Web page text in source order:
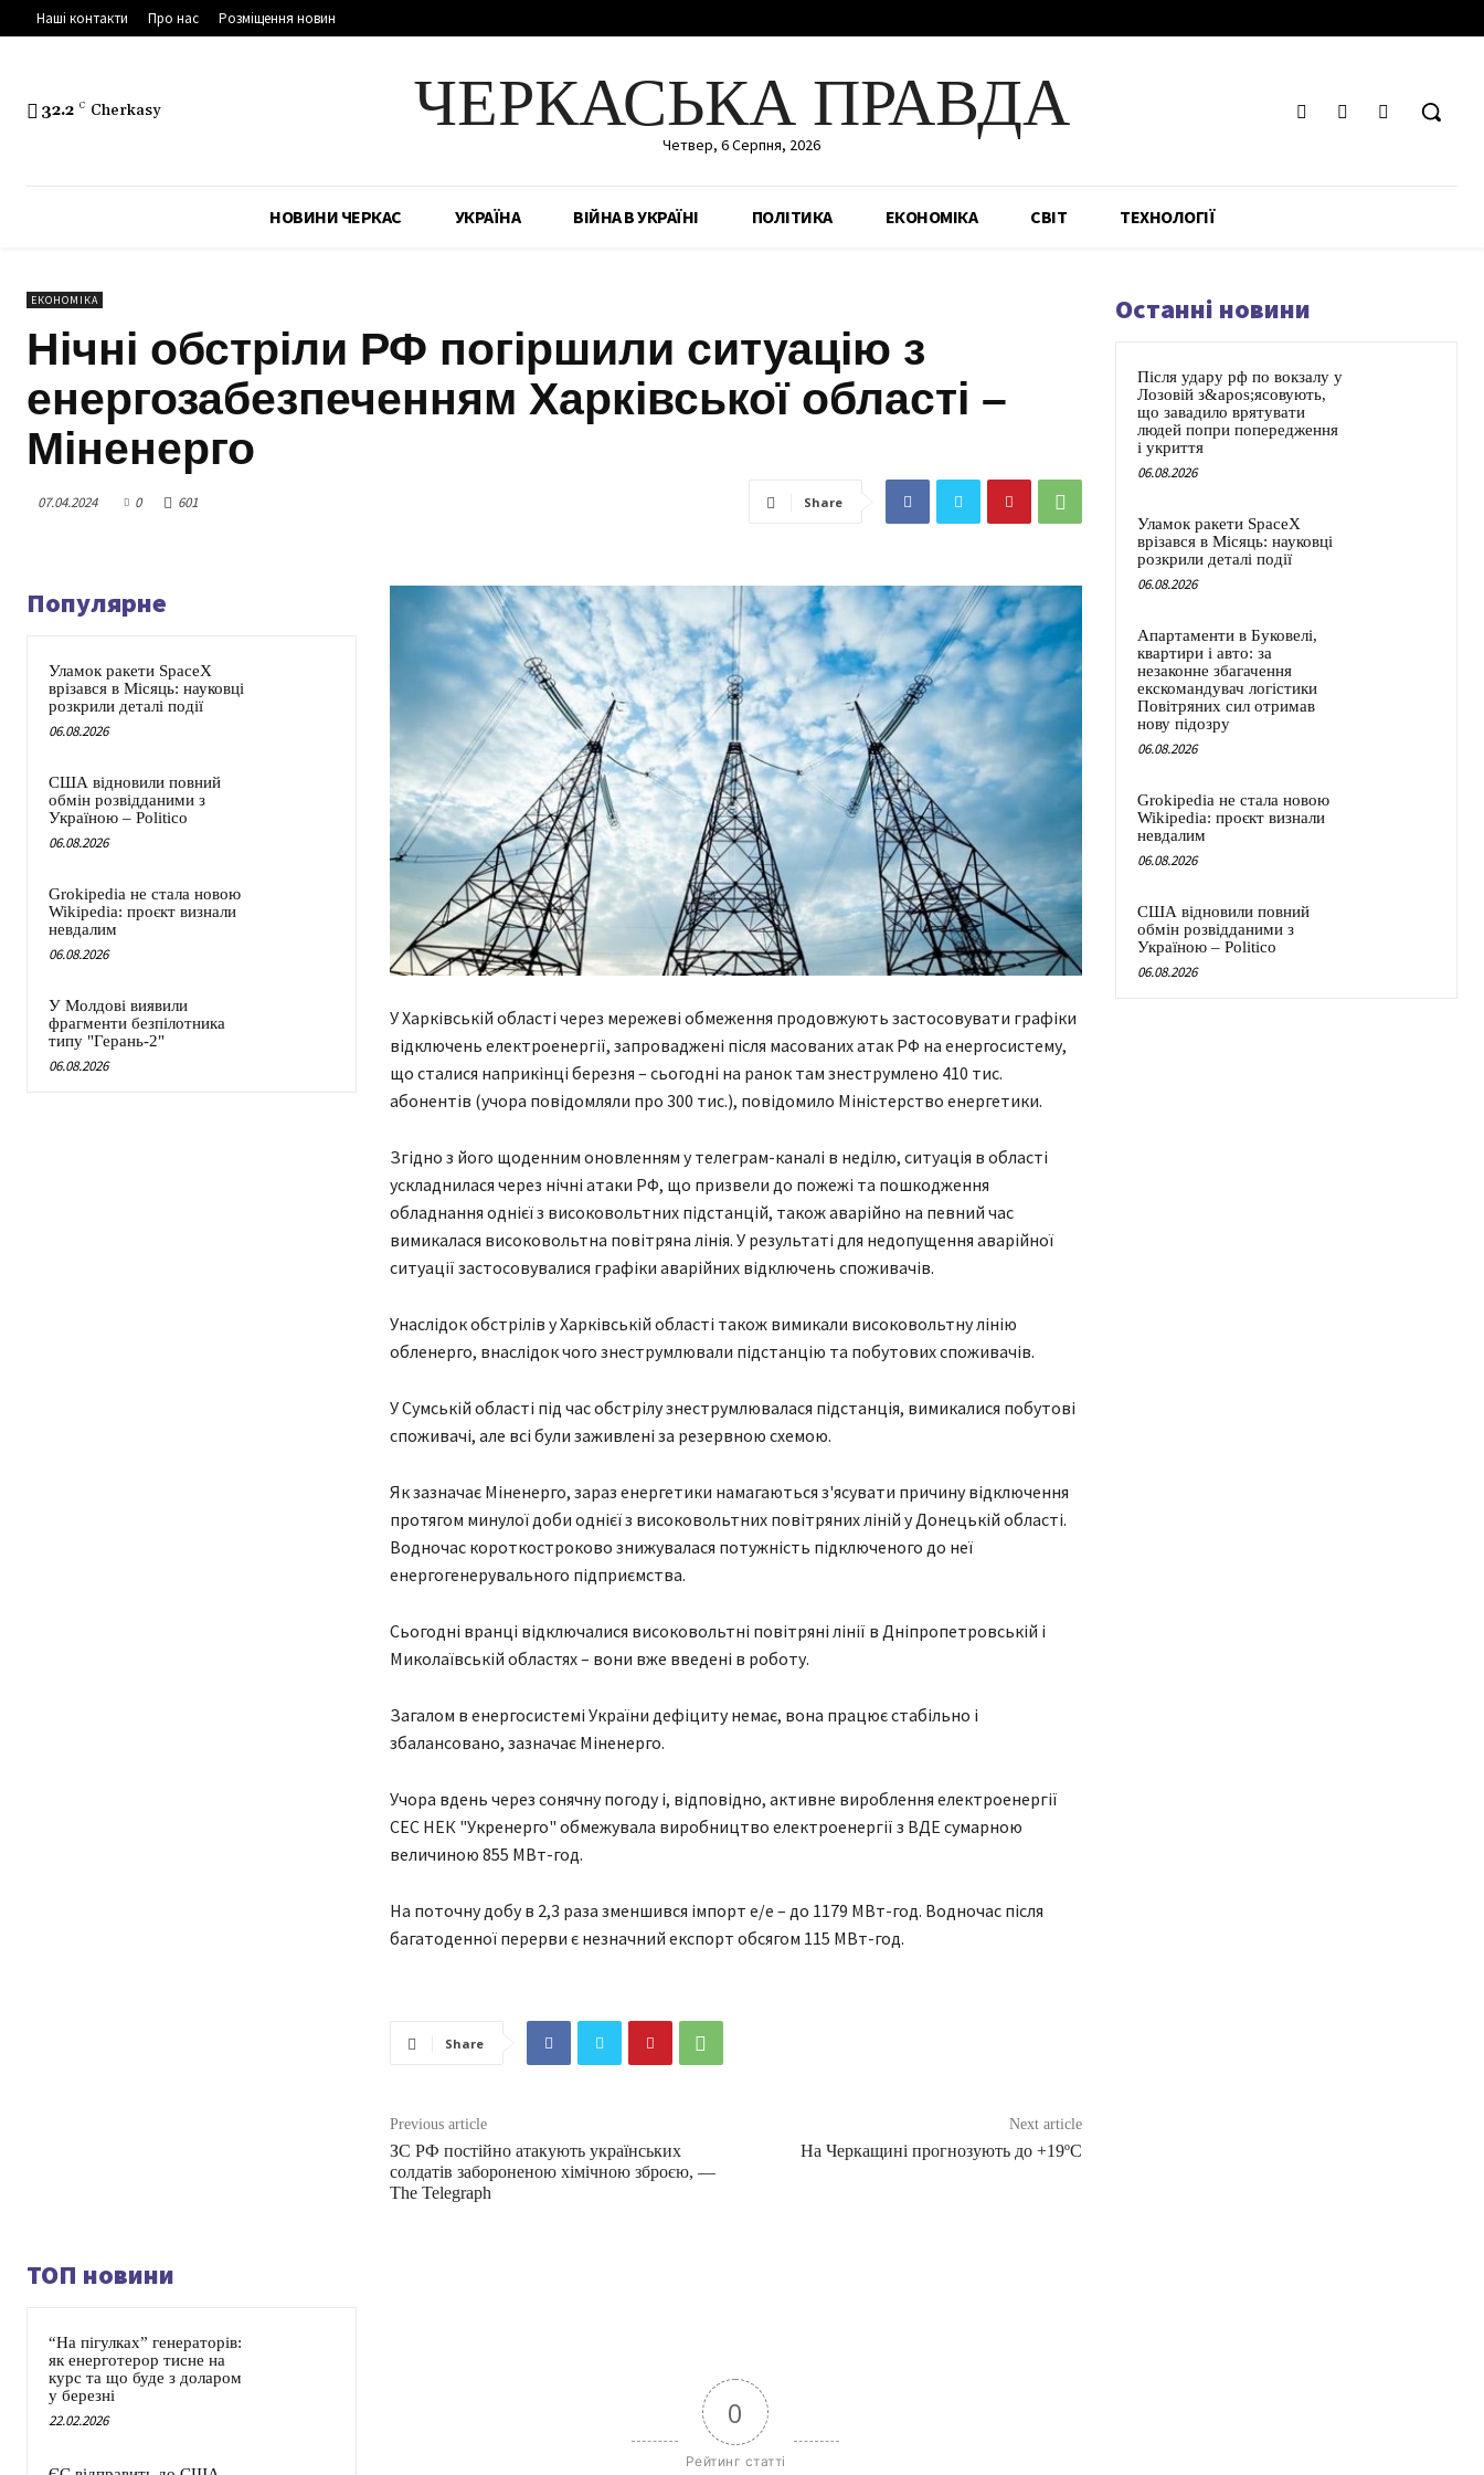
Наші контакти Про нас Розміщення новин
32.2 C Cherkasy ЧЕРКАСЬКА ПРАВДА
Четвер, 6 Серпня, 2026
НОВИНИ ЧЕРКАС УКРАЇНА ВІЙНА В УКРАЇНІ ПОЛІТИКА ЕКОНОМІКА СВІТ ТЕХНОЛОГІЇ
ЕКОНОМІКА
Нічні обстріли РФ погіршили ситуацію з
енергозабезпеченням Харківської області –
Міненерго
07.04.2024 0 601 Share
Популярне
Уламок ракети SpaceX
врізався в Місяць: науковці
розкрили деталі події
06.08.2026
США відновили повний
обмін розвідданими з
Україною – Politico
06.08.2026
Grokipedia не стала новою
Wikipedia: проєкт визнали
невдалим
06.08.2026
У Молдові виявили
фрагменти безпілотника
типу "Герань-2"
06.08.2026
У Харківській області через мережеві обмеження продовжують застосовувати графіки
відключень електроенергії, запроваджені після масованих атак РФ на енергосистему,
що сталися наприкінці березня – сьогодні на ранок там знеструмлено 410 тис.
абонентів (учора повідомляли про 300 тис.), повідомило Міністерство енергетики.
Згідно з його щоденним оновленням у телеграм-каналі в неділю, ситуація в області
ускладнилася через нічні атаки РФ, що призвели до пожежі та пошкодження
обладнання однієї з високовольтних підстанцій, також аварійно на певний час
вимикалася високовольтна повітряна лінія. У результаті для недопущення аварійної
ситуації застосовувалися графіки аварійних відключень споживачів.
Унаслідок обстрілів у Харківській області також вимикали високовольтну лінію
обленерго, внаслідок чого знеструмлювали підстанцію та побутових споживачів.
У Сумській області під час обстрілу знеструмлювалася підстанція, вимикалися побутові
споживачі, але всі були заживлені за резервною схемою.
Як зазначає Міненерго, зараз енергетики намагаються з'ясувати причину відключення
протягом минулої доби однієї з високовольтних повітряних ліній у Донецькій області.
Водночас короткостроково знижувалася потужність підключеного до неї
енергогенерувального підприємства.
Сьогодні вранці відключалися високовольтні повітряні лінії в Дніпропетровській і
Миколаївській областях – вони вже введені в роботу.
Загалом в енергосистемі України дефіциту немає, вона працює стабільно і
збалансовано, зазначає Міненерго.
Учора вдень через сонячну погоду і, відповідно, активне вироблення електроенергії
СЕС НЕК "Укренерго" обмежувала виробництво електроенергії з ВДЕ сумарною
величиною 855 МВт-год.
На поточну добу в 2,3 раза зменшився імпорт е/е – до 1179 МВт-год. Водночас після
багатоденної перерви є незначний експорт обсягом 115 МВт-год.
Share
Previous article
ЗС РФ постійно атакують українських
солдатів забороненою хімічною зброєю, —
The Telegraph
Next article
На Черкащині прогнозують до +19ºС
ТОП новини
“На пігулках” генераторів:
як енерготерор тисне на
курс та що буде з доларом
у березні
22.02.2026 0
Рейтинг статті
Останні новини
Після удару рф по вокзалу у
Лозовій з&apos;ясовують,
що завадило врятувати
людей попри попередження
і укриття
06.08.2026
Уламок ракети SpaceX
врізався в Місяць: науковці
розкрили деталі події
06.08.2026
Апартаменти в Буковелі,
квартири і авто: за
незаконне збагачення
екскомандувач логістики
Повітряних сил отримав
нову підозру
06.08.2026
Grokipedia не стала новою
Wikipedia: проєкт визнали
невдалим
06.08.2026
США відновили повний
обмін розвідданими з
Україною – Politico
06.08.2026